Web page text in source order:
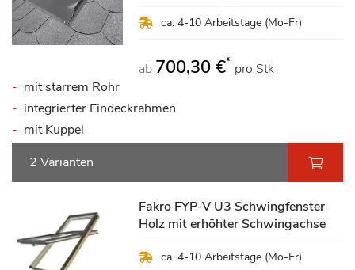
ca. 4-10 Arbeitstage (Mo-Fr)
ab 700,30 €* pro Stk
mit starrem Rohr
integrierter Eindeckrahmen
mit Kuppel
2 Varianten
Fakro FYP-V U3 Schwingfenster
Holz mit erhöhter Schwingachse
ca. 4-10 Arbeitstage (Mo-Fr)